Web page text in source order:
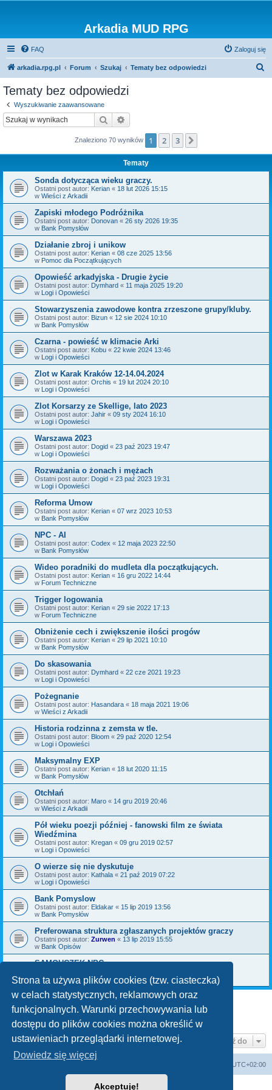
Strona ta używa plików cookies (tzw. ciasteczka)
w celach statystycznych, reklamowych oraz
funkcjonalnych. Warunki przechowywania lub
dostępu do plików cookies można określić w
ustawieniach przeglądarki internetowej.
Dowiedz się więcej
Akceptuję!
Arkadia MUD RPG
FAQ Zaloguj się
arkadia.rpg.pl Forum Szukaj Tematy bez odpowiedzi
Tematy bez odpowiedzi
Wyszukiwanie zaawansowane
Szukaj
Znaleziono 70 wyników 1 2 3
Tematy
Sonda dotycząca wieku graczy.
Ostatni post autor: Kerian « 18 lut 2026 15:15
w Wieści z Arkadii
Zapiski młodego Podróżnika
Ostatni post autor: Donovan « 26 sty 2026 19:35
w Bank Pomysłów
Działanie zbroj i unikow
Ostatni post autor: Kerian « 08 cze 2025 13:56
w Pomoc dla Początkujących
Opowieść arkadyjska - Drugie życie
Ostatni post autor: Dymhard « 11 maja 2025 19:20
w Logi i Opowieści
Stowarzyszenia zawodowe kontra zrzeszone grupy/kluby.
Ostatni post autor: Bizun « 12 sie 2024 10:10
w Bank Pomysłów
Czarna - powieść w klimacie Arki
Ostatni post autor: Kobu « 22 kwie 2024 13:46
w Logi i Opowieści
Zlot w Karak Kraków 12-14.04.2024
Ostatni post autor: Orchis « 19 lut 2024 20:10
w Logi i Opowieści
Zlot Korsarzy ze Skellige, lato 2023
Ostatni post autor: Jahir « 09 sty 2024 16:10
w Logi i Opowieści
Warszawa 2023
Ostatni post autor: Dogid « 23 paź 2023 19:47
w Logi i Opowieści
Rozważania o żonach i mężach
Ostatni post autor: Dogid « 23 paź 2023 19:31
w Logi i Opowieści
Reforma Umow
Ostatni post autor: Kerian « 07 wrz 2023 10:53
w Bank Pomysłów
NPC - AI
Ostatni post autor: Codex « 12 maja 2023 22:50
w Bank Pomysłów
Wideo poradniki do mudleta dla początkujących.
Ostatni post autor: Kerian « 16 gru 2022 14:44
w Forum Techniczne
Trigger logowania
Ostatni post autor: Kerian « 29 sie 2022 17:13
w Forum Techniczne
Obniżenie cech i zwiększenie ilości progów
Ostatni post autor: Kerian « 29 lip 2021 10:10
w Bank Pomysłów
Do skasowania
Ostatni post autor: Dymhard « 22 cze 2021 19:23
w Logi i Opowieści
Pożegnanie
Ostatni post autor: Hasandara « 18 maja 2021 19:06
w Wieści z Arkadii
Historia rodzinna z zemsta w tle.
Ostatni post autor: Bloom « 29 paź 2020 12:54
w Logi i Opowieści
Maksymalny EXP
Ostatni post autor: Kerian « 18 lut 2020 11:15
w Bank Pomysłów
Otchłań
Ostatni post autor: Maro « 14 gru 2019 20:46
w Wieści z Arkadii
Pół wieku poezji później - fanowski film ze świata
Wiedźmina
Ostatni post autor: Kregan « 09 gru 2019 02:57
w Logi i Opowieści
O wierze się nie dyskutuje
Ostatni post autor: Kathala « 21 paź 2019 07:22
w Logi i Opowieści
Bank Pomyslow
Ostatni post autor: Eldakar « 15 lip 2019 13:56
w Bank Pomysłów
Preferowana struktura zgłaszanych projektów graczy
Ostatni post autor: Zurwen « 13 lip 2019 15:55
w Bank Opisów
SAMOUCZEK NPC
w Bank Pomysłów
Znaleziono 70 wyników 2
Przejdź do
UTC+02:00
Technologię dostarczaphpBB® Forum Software © phpBB Limited